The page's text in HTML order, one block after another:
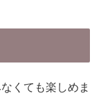
くても楽しめま